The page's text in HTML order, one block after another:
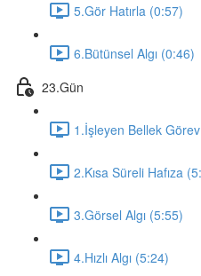
5.Gör Hatırla (0:57)
6.Bütünsel Algı (0:46)
23.Gün
1.İşleyen Bellek
2.Kısa Süreli Hafıza
3.Görsel Algı (5:55)
4.Hızlı Algı (5:24)